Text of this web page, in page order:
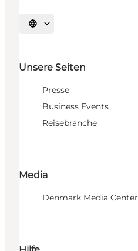
Sprache auswählen
Unsere Seiten
Presse
Business Events
Reisebranche
Media
Denmark Media Center